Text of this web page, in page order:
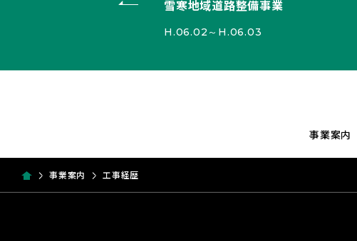
雪寒地域道路整備事業
H.06.02～H.06.03
事業案内
事業案内 工事経歴